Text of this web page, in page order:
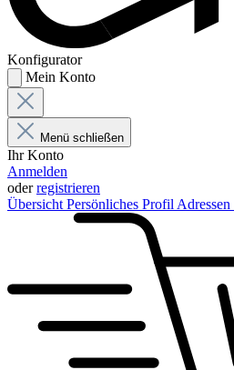
Konfigurator
Mein Konto
Menü schließen
Ihr Konto
Anmelden
oderregistrieren
Übersicht Persönliches Profil Adressen